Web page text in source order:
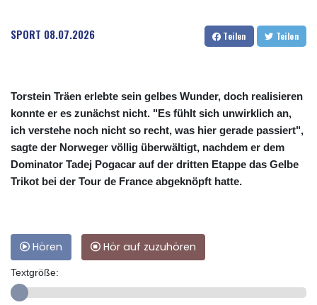
SPORT 08.07.2026 Teilen Teilen
Torstein Träen erlebte sein gelbes Wunder, doch realisieren
konnte er es zunächst nicht. "Es fühlt sich unwirklich an,
ich verstehe noch nicht so recht, was hier gerade passiert",
sagte der Norweger völlig überwältigt, nachdem er dem
Dominator Tadej Pogacar auf der dritten Etappe das Gelbe
Trikot bei der Tour de France abgeknöpft hatte.
Hören Hör auf zuzuhören
Textgröße: